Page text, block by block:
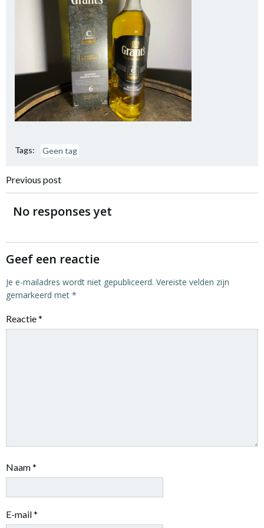
Tags: Geen tag
Bericht
navigatie
Previous post
No responses yet
Geef een reactie
Je e-mailadres wordt niet gepubliceerd. Vereiste velden zijn
gemarkeerd met *
Reactie*
Naam*
E-mail*